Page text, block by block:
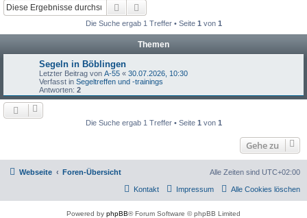
Suche
Die Suche ergab 1 Treffer • Seite 1 von 1
Themen
Segeln in Böblingen
Letzter Beitrag von A-55 « 30.07.2026, 10:30
Verfasst in Segeltreffen und -trainings
Antworten: 2
Die Suche ergab 1 Treffer • Seite 1 von 1
Gehe zu
Webseite Foren-Übersicht Alle Zeiten sind UTC+02:00
Alle Cookies löschen
Impressum
Kontakt
Powered by phpBB® Forum Software © phpBB Limited